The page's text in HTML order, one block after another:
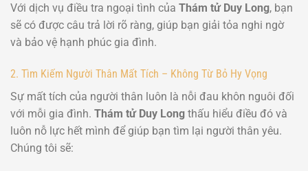
Với dịch vụ điều tra ngoại tình của Thám tử Duy Long, bạn
sẽ có được câu trả lời rõ ràng, giúp bạn giải tỏa nghi ngờ
và bảo vệ hạnh phúc gia đình.
2. Tìm Kiếm Người Thân Mất Tích – Không Từ Bỏ Hy Vọng
Sự mất tích của người thân luôn là nỗi đau khôn nguôi đối
với mỗi gia đình. Thám tử Duy Long thấu hiểu điều đó và
luôn nỗ lực hết mình để giúp bạn tìm lại người thân yêu.
Chúng tôi sẽ: